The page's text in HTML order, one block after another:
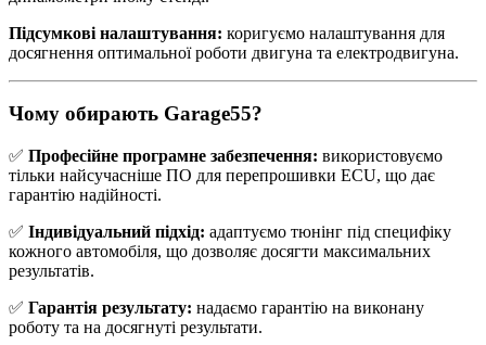
Підсумкові налаштування: коригуємо налаштування для
досягнення оптимальної роботи двигуна та електродвигуна.
Чому обирають Garage55?
✅ Професійне програмне забезпечення: використовуємо
тільки найсучасніше ПО для перепрошивки ECU, що дає
гарантію надійності.
✅ Індивідуальний підхід: адаптуємо тюнінг під специфіку
кожного автомобіля, що дозволяє досягти максимальних
результатів.
✅ Гарантія результату: надаємо гарантію на виконану
роботу та на досягнуті результати.